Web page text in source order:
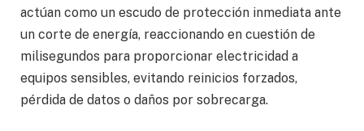
actúan como un escudo de protección inmediata ante
un corte de energía, reaccionando en cuestión de
milisegundos para proporcionar electricidad a
equipos sensibles, evitando reinicios forzados,
pérdida de datos o daños por sobrecarga.